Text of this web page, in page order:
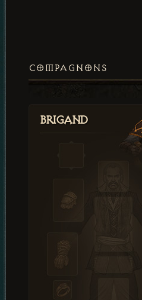
COMPAGNONS
Brigand